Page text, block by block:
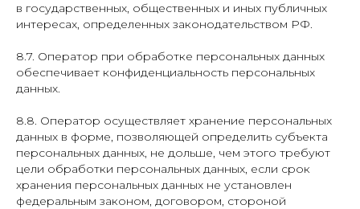
в государственных, общественных и иных публичных
интересах, определенных законодательством РФ.
8.7. Оператор при обработке персональных данных
обеспечивает конфиденциальность персональных
данных.
8.8. Оператор осуществляет хранение персональных
данных в форме, позволяющей определить субъекта
персональных данных, не дольше, чем этого требуют
цели обработки персональных данных, если срок
хранения персональных данных не установлен
федеральным законом, договором, стороной